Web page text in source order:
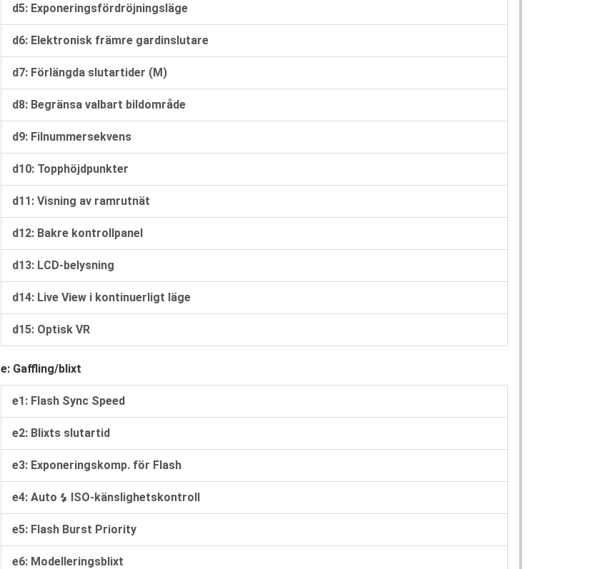
d5: Exponeringsfördröjningsläge
d6: Elektronisk främre gardinslutare
d7: Förlängda slutartider (M)
d8: Begränsa valbart bildområde
d9: Filnummersekvens
d10: Topphöjdpunkter
d11: Visning av ramrutnät
d12: Bakre kontrollpanel
d13: LCD-belysning
d14: Live View i kontinuerligt läge
d15: Optisk VR
e: Gaffling/blixt
e1: Flash Sync Speed
e2: Blixts slutartid
e3: Exponeringskomp. för Flash
e4: Auto N ISO-känslighetskontroll
e5: Flash Burst Priority
e6: Modelleringsblixt